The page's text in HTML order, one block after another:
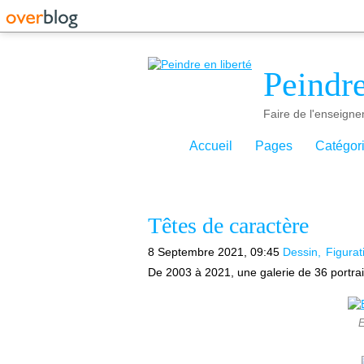
Faire de
Accueil Pages
Têtes de caractère
8 Septembre 2021, 09:45 Dessin
De 2003 à 2021, une galerie de 36